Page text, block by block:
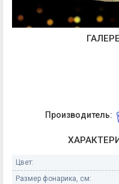
Производитель:
Цвет:
Размер фонарика, см: